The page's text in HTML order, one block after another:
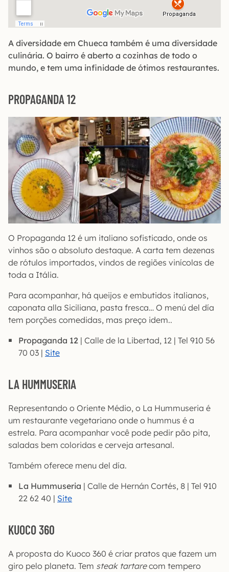
A diversidade em Chueca também é uma diversidade
culinária. O bairro é aberto a cozinhas de todo o
mundo, e tem uma infinidade de ótimos restaurantes.
PROPAGANDA 12
O Propaganda 12 é um italiano sofisticado, onde os
vinhos são o absoluto destaque. A carta tem dezenas
de rótulos importados, vindos de regiões vinícolas de
toda a Itália.
Para acompanhar, há queijos e embutidos italianos,
caponata alla Siciliana, pasta fresca… O menú del día
tem porções comedidas, mas preço idem..
Propaganda 12 | Calle de la Libertad, 12 | Tel 910 56
70 03 | Site
LA HUMMUSERIA
Representando o Oriente Médio, o La Hummuseria é
um restaurante vegetariano onde o hummus é a
estrela. Para acompanhar você pode pedir pão pita,
saladas bem coloridas e cerveja artesanal.
Também oferece menu del día.
La Hummuseria | Calle de Hernán Cortés, 8 | Tel 910
22 62 40 | Site
KUOCO 360
A proposta do Kuoco 360 é criar pratos que fazem um
giro pelo planeta. Tem steak tartarecom tempero